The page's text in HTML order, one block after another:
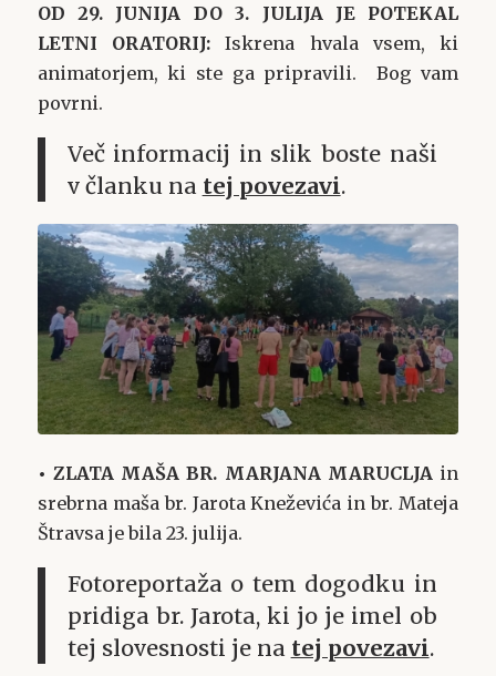
OD 29. JUNIJA DO 3. JULIJA JE POTEKAL
LETNI ORATORIJ:Iskrena hvala vsem, ki
animatorjem, ki ste ga pripravili. Bog vam
povrni.
Več informacij in slik boste naši
v članku na tej povezavi.
• ZLATA MAŠA BR. MARJANA MARUCLJA in
srebrna maša br. Jarota Kneževića in br. Mateja
Štravsa je bila 23. julija.
Fotoreportaža o tem dogodku in
pridiga br. Jarota, ki jo je imel ob
tej slovesnosti je na tej povezavi.